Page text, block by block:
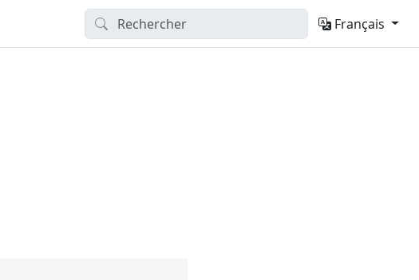
Français